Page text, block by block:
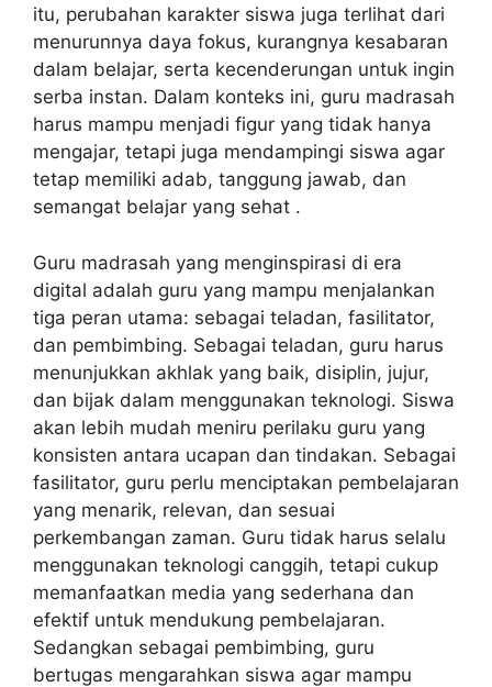
itu, perubahan karakter siswa juga terlihat dari
menurunnya daya fokus, kurangnya kesabaran
dalam belajar, serta kecenderungan untuk ingin
serba instan. Dalam konteks ini, guru madrasah
harus mampu menjadi figur yang tidak hanya
mengajar, tetapi juga mendampingi siswa agar
tetap memiliki adab, tanggung jawab, dan
semangat belajar yang sehat .
Guru madrasah yang menginspirasi di era
digital adalah guru yang mampu menjalankan
tiga peran utama: sebagai teladan, fasilitator,
dan pembimbing. Sebagai teladan, guru harus
menunjukkan akhlak yang baik, disiplin, jujur,
dan bijak dalam menggunakan teknologi. Siswa
akan lebih mudah meniru perilaku guru yang
konsisten antara ucapan dan tindakan. Sebagai
fasilitator, guru perlu menciptakan pembelajaran
yang menarik, relevan, dan sesuai
perkembangan zaman. Guru tidak harus selalu
menggunakan teknologi canggih, tetapi cukup
memanfaatkan media yang sederhana dan
efektif untuk mendukung pembelajaran.
Sedangkan sebagai pembimbing, guru
bertugas mengarahkan siswa agar mampu